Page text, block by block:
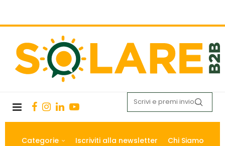
Categorie Iscriviti alla newsletter Chi Siamo